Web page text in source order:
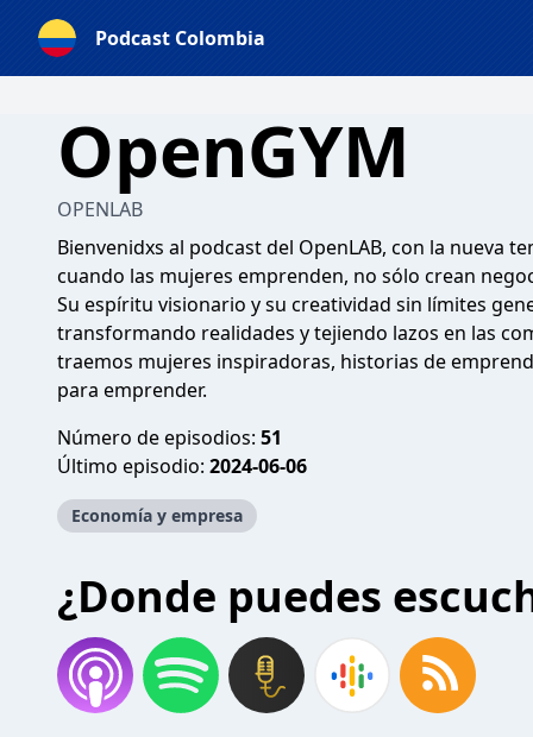
Podcast Colombia
OpenGYM
OPENLAB
Bienvenidxs al podcast del OpenLAB, con la nueva
cuando las mujeres emprenden, no sólo crean
Su espíritu visionario y su creatividad sin límites
transformando realidades y tejiendo lazos en las
traemos mujeres inspiradoras, historias de
para emprender.
Número de episodios: 51
Último episodio: 2024-06-06
Economía y empresa
¿Donde puedes